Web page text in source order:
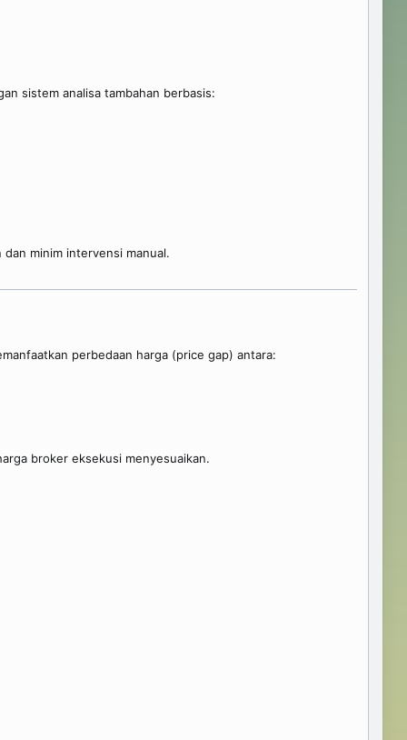
sistem analisa tambahan berbasis:
minim intervensi manual.
perbedaan harga (price gap) antara:
broker eksekusi menyesuaikan.